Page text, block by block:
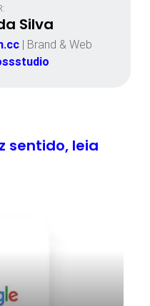
Silva
| Brand & Web
sentido, leia